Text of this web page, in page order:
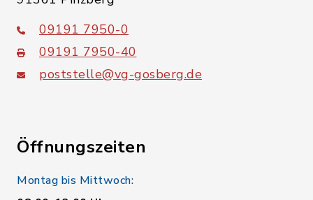
09191 7950-0
09191 7950-40
poststelle@vg-gosberg.de
Öffnungszeiten
Montag bis Mittwoch: